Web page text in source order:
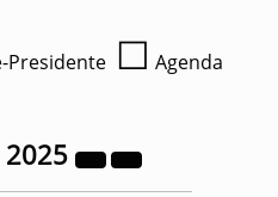
Presidente ☐ Agenda
2025